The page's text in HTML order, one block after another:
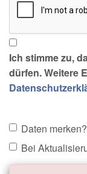
Ich stimme zu,
dürfen. Weitere
Daten merken?
Bei